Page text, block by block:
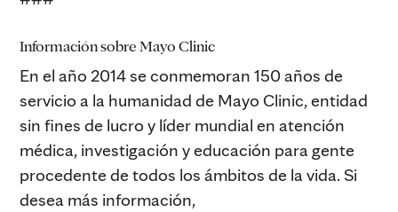
Información sobre Mayo Clinic
En el año 2014 se conmemoran 150 años de
servicio a la humanidad de Mayo Clinic, entidad
sin fines de lucro y líder mundial en atención
médica, investigación y educación para gente
procedente de todos los ámbitos de la vida. Si
desea más información,